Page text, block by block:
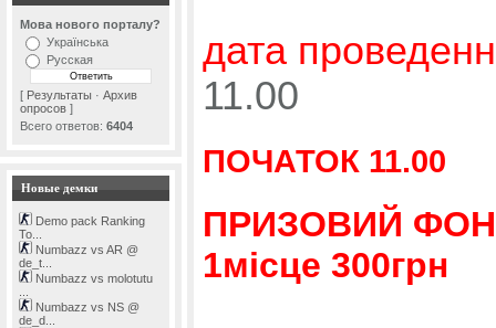
Мова нового порталу?
Українська
Русская
[ Результаты · Архив
опросов ]
Всего ответов: 6404
Новые демки
Demo pack Ranking
To...
Numbazz vs AR @
de_t...
Numbazz vs molotutu
Numbazz vs NS @
de_d...
дата
11.00
ПОЧАТОК 11.00
ПРИЗОВИЙ
1місце 300грн